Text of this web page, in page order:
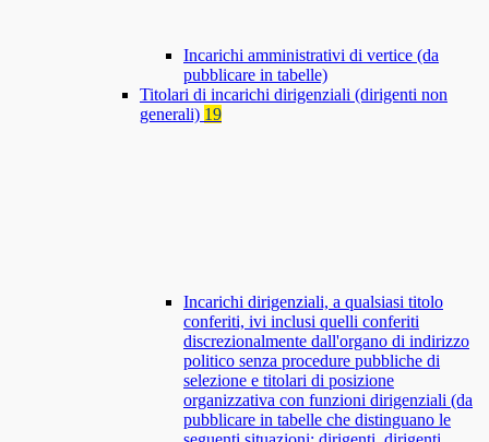
Incarichi amministrativi di vertice (da
pubblicare in tabelle)
Titolari di incarichi dirigenziali (dirigenti non
generali) 19
Incarichi dirigenziali, a qualsiasi titolo
conferiti, ivi inclusi quelli conferiti
discrezionalmente dall'organo di indirizzo
politico senza procedure pubbliche di
selezione e titolari di posizione
organizzativa con funzioni dirigenziali (da
pubblicare in tabelle che distinguano le